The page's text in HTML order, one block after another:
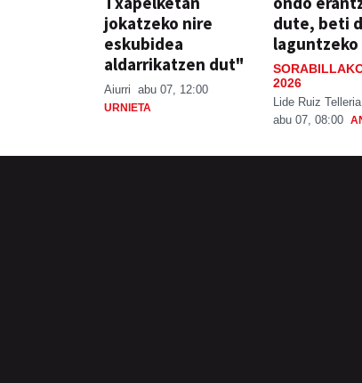
jokatzeko nire
eskubidea
aldarrikatzen dut"
Aiurri abu 07, 12:00
URNIETA
dute, beti
2026
Lide Ruiz Telleria
abu 07, 08:00